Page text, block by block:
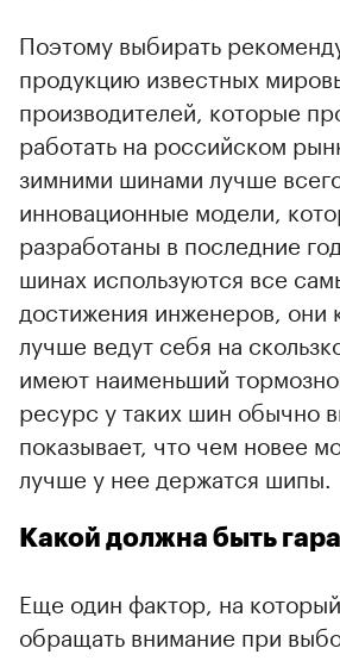
Поэтому выбирать
продукцию известных
производителей, которые
работать на российском
зимними шинами лучше
инновационные модели,
разработаны в последние
шинах используются все
достижения инженеров, они
лучше ведут себя на
имеют наименьший
ресурс у таких шин обычно
показывает, что чем новее
лучше у нее держатся шипы.
Какой должна быть
Еще один фактор, на
обращать внимание при